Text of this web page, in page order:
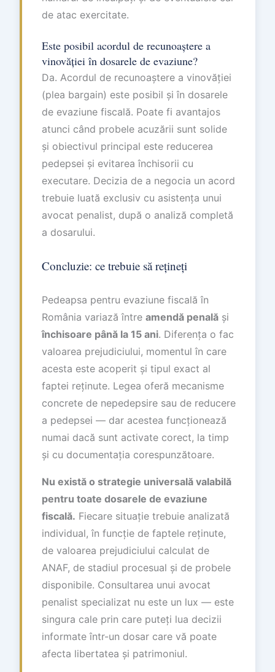
de atac exercitate.
Este posibil acordul de recunoaștere a
vinovăției în dosarele de evaziune?
Da. Acordul de recunoaștere a vinovăției
(plea bargain) este posibil și în dosarele
de evaziune fiscală. Poate fi avantajos
atunci când probele acuzării sunt solide
și obiectivul principal este reducerea
pedepsei și evitarea închisorii cu
executare. Decizia de a negocia un acord
trebuie luată exclusiv cu asistența unui
avocat penalist, după o analiză completă
a dosarului.
Concluzie: ce trebuie să rețineți
Pedeapsa pentru evaziune fiscală în
România variază între amendă penală și
închisoare până la 15 ani. Diferența o fac
valoarea prejudiciului, momentul în care
acesta este acoperit și tipul exact al
faptei reținute. Legea oferă mecanisme
concrete de nepedepsire sau de reducere
a pedepsei — dar acestea funcționează
numai dacă sunt activate corect, la timp
și cu documentația corespunzătoare.
Nu există o strategie universală valabilă
pentru toate dosarele de evaziune
fiscală. Fiecare situație trebuie analizată
individual, în funcție de faptele reținute,
de valoarea prejudiciului calculat de
ANAF, de stadiul procesual și de probele
disponibile. Consultarea unui avocat
penalist specializat nu este un lux — este
singura cale prin care puteți lua decizii
informate într-un dosar care vă poate
afecta libertatea și patrimoniul.